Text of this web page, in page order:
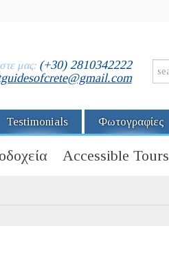
μας:(+30) 2810342222
Testimonials Φωτογραφίες
Accessible Tours